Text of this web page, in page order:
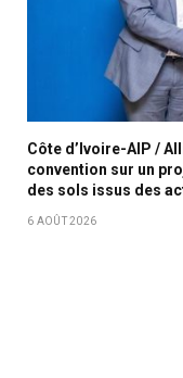
Côte d’Ivoire-AIP /
convention sur un
des sols issus des
6 AOÛT 2026